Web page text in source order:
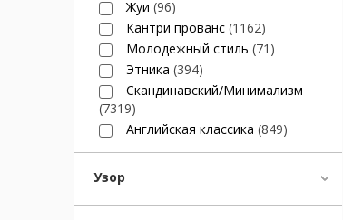
Жуи (96)
Кантри прованс (1162)
Молодежный стиль (71)
Этника (394)
Скандинавский/Минимализм
(7319)
Английская классика (849)
Узор